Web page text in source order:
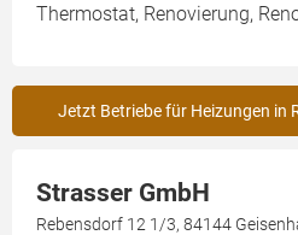
Thermostat, Renovierung,
Jetzt Betriebe für Heizungen in
Strasser GmbH
Rebensdorf 12 1/3, 84144